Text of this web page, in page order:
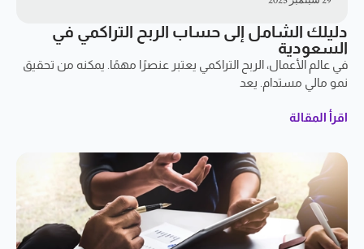
دليلك الشامل إلى حساب الربح التراكمي في
السعودية
في عالم الأعمال، الربح التراكمي يعتبر عنصرًا مهمًا. يمكنه من تحقيق
نمو مالي مستدام. يعد
اقرأ المقالة